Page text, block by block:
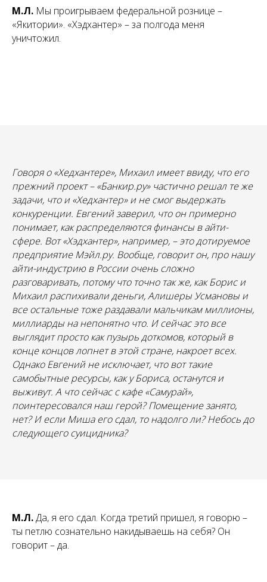
М.Л. Мы проигрываем федеральной рознице –
«Якитории». «Хэдхантер» – за полгода меня
уничтожил.
Говоря о «Хедхантере», Михаил имеет ввиду, что его
прежний проект – «Банкир.ру» частично решал те же
задачи, что и «Хедхантер» и не смог выдержать
конкуренции. Евгений заверил, что он примерно
понимает, как распределяются финансы в айти-
сфере. Вот «Хэдхантер», например, – это дотируемое
предприятие Мэйл.ру. Вообще, говорит он, про нашу
айти-индустрию в России очень сложно
разговаривать, потому что точно так же, как Борис и
Михаил распихивали деньги, Алишеры Усмановы и
все остальные тоже раздавали мальчикам миллионы,
миллиарды на непонятно что. И сейчас это все
выглядит просто как пузырь доткомов, который в
конце концов лопнет в этой стране, накроет всех.
Однако Евгений не исключает, что вот такие
самобытные ресурсы, как у Бориса, останутся и
выживут. А что сейчас с кафе «Самурай»,
поинтересовался наш герой? Помещение занято,
нет? И если Миша его сдал, то надолго ли? Небось до
следующего суицидника?
М.Л.Да, я его сдал. Когда третий пришел, я говорю –
ты петлю сознательно накидываешь на себя? Он
говорит – да.